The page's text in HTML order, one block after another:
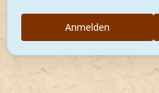
Anmelden